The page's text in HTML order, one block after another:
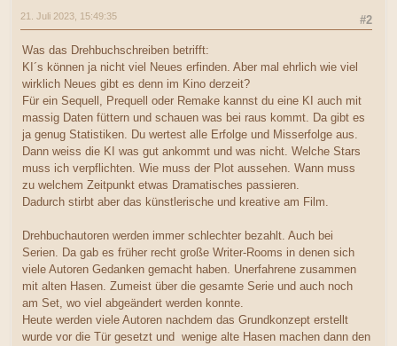
#2
21. Juli 2023, 15:49:35
Was das Drehbuchschreiben betrifft:
KI´s können ja nicht viel Neues erfinden. Aber mal ehrlich wie viel
wirklich Neues gibt es denn im Kino derzeit?
Für ein Sequell, Prequell oder Remake kannst du eine KI auch mit
massig Daten füttern und schauen was bei raus kommt. Da gibt es
ja genug Statistiken. Du wertest alle Erfolge und Misserfolge aus.
Dann weiss die KI was gut ankommt und was nicht. Welche Stars
muss ich verpflichten. Wie muss der Plot aussehen. Wann muss
zu welchem Zeitpunkt etwas Dramatisches passieren.
Dadurch stirbt aber das künstlerische und kreative am Film.
Drehbuchautoren werden immer schlechter bezahlt. Auch bei
Serien. Da gab es früher recht große Writer-Rooms in denen sich
viele Autoren Gedanken gemacht haben. Unerfahrene zusammen
mit alten Hasen. Zumeist über die gesamte Serie und auch noch
am Set, wo viel abgeändert werden konnte.
Heute werden viele Autoren nachdem das Grundkonzept erstellt
wurde vor die Tür gesetzt und wenige alte Hasen machen dann den